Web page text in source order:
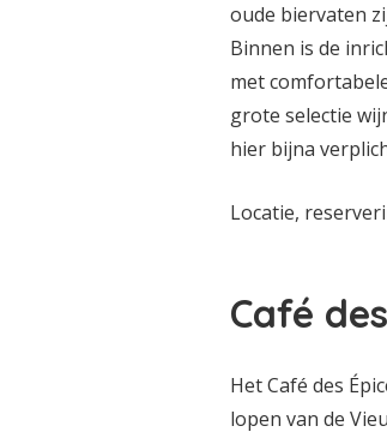
oude biervaten
Binnen is de
met
grote selectie
hier bijna
Locatie,
Café
Het Café des
lopen van de